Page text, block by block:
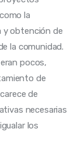
la
y obtención de
la comunidad.
pocos,
de
de
necesarias
los